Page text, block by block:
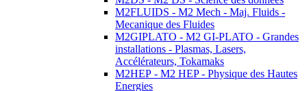
M2FLUIDS - M2 Mech - Maj. Fluids -
Mecanique des Fluides
M2GIPLATO - M2 GI-PLATO - Grandes
installations - Plasmas, Lasers,
Accélérateurs, Tokamaks
M2HEP - M2 HEP - Physique des Hautes
Energies